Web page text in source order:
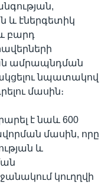
և էներգետիկ
բարդ
ամրապնդման
նպատակով
մասին։
է նաև 600
մասին, որը
և
կուղղվի